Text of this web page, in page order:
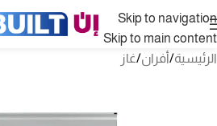
Skip to navigation
Skip to main content
الرئيسية/أفران/غاز